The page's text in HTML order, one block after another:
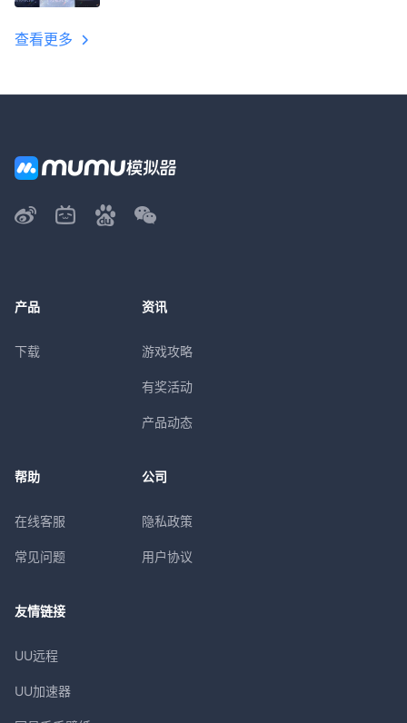
查看更多
产品
下载
资讯
游戏攻略
有奖活动
产品动态
帮助
在线客服
常见问题
公司
隐私政策
用户协议
友情链接
UU远程
UU加速器